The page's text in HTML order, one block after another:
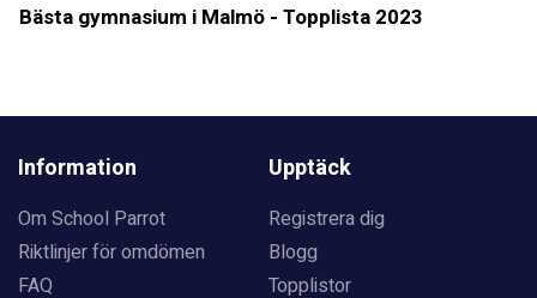
Bästa gymnasium i Malmö - Topplista 2023
Information
Om School Parrot
Riktlinjer för omdömen
FAQ
Upptäck
Registrera dig
Blogg
Topplistor